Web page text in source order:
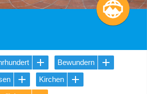
Bewundern
Kirchen